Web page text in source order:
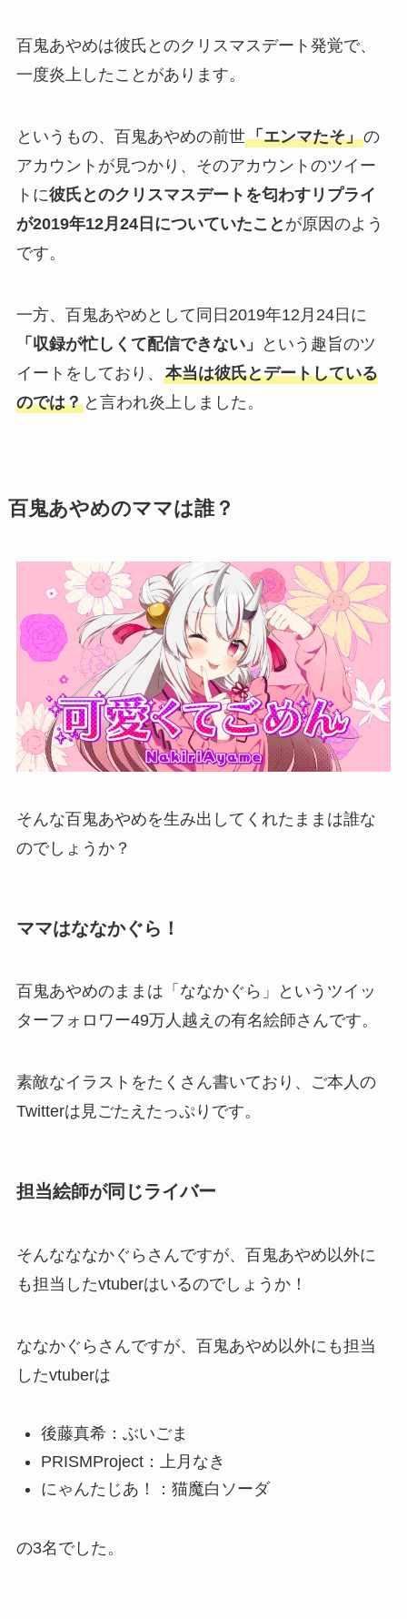
百鬼あやめは彼氏とのクリスマスデート発覚で、
一度炎上したことがあります。
というもの、百鬼あやめの前世「エンマたそ」の
アカウントが見つかり、そのアカウントのツイー
トに彼氏とのクリスマスデートを匂わすリプライ
が2019年12月24日についていたこと が原因のよう
です。
一方、百鬼あやめとして同日2019年12月24日に
「収録が忙しくて配信できない」
という趣旨のツ
イートをしており、 本当は彼氏とデートしている
のでは？と言われ炎上しました。
百鬼あやめのママは誰？
そんな百鬼あやめを生み出してくれたままは誰な
のでしょうか？
ママはななかぐら！
百鬼あやめのままは「ななかぐら」というツイッ
ターフォロワー49万人越えの有名絵師さんです。
素敵なイラストをたくさん書いており、ご本人の
Twitterは見ごたえたっぷりです。
担当絵師が同じライバー
そんなななかぐらさんですが、百鬼あやめ以外に
も担当したvtuberはいるのでしょうか！
ななかぐらさんですが、百鬼あやめ以外にも担当
したvtuberは
後藤真希：ぶいごま
PRISMProject：上月なき
にゃんたじあ！：猫魔白ソーダ
の3名でした。